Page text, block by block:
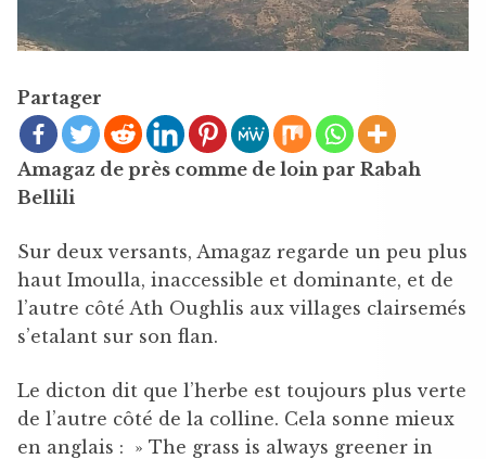
Partager
Amagaz de près comme de loin par Rabah
Bellili
Sur deux versants, Amagaz regarde un peu plus
haut Imoulla, inaccessible et dominante, et de
l’autre côté Ath Oughlis aux villages clairsemés
s’etalant sur son flan.
Le dicton dit que l’herbe est toujours plus verte
de l’autre côté de la colline. Cela sonne mieux
en anglais : » The grass is always greener in